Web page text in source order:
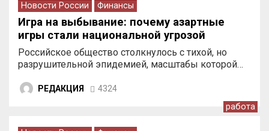
Новости России Финансы
Игра на выбывание: почему азартные
игры стали национальной угрозой
Российское общество столкнулось с тихой, но
разрушительной эпидемией, масштабы которой…
РЕДАКЦИЯ 4324
работа